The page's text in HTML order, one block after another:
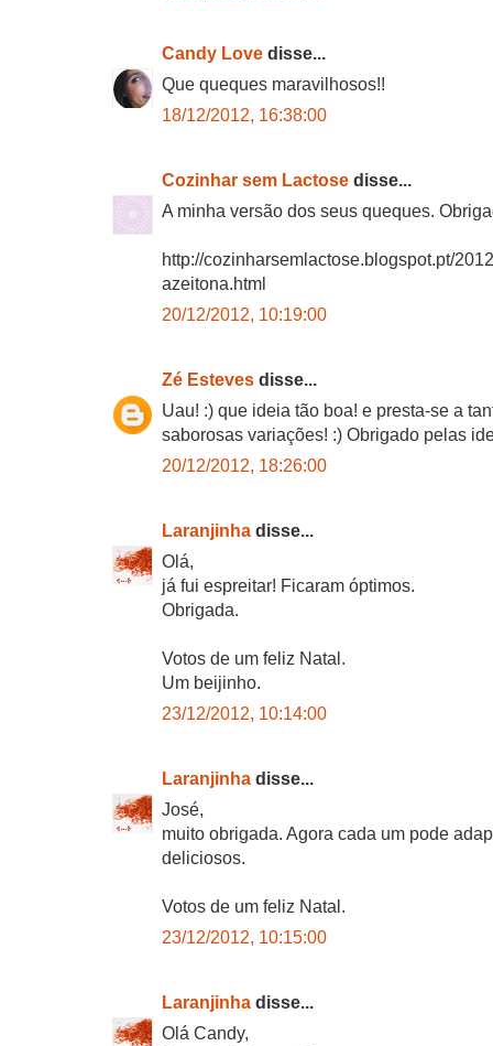
Candy Love disse...
Que queques maravilhosos!!
18/12/2012, 16:38:00
Cozinhar sem Lactose disse...
A minha versão dos seus queques.
http://cozinharsemlactose.blogspot.pt/
azeitona.html
20/12/2012, 10:19:00
Zé Esteves disse...
Uau! :) que ideia tão boa! e presta-se a
saborosas variações! :) Obrigado pelas
20/12/2012, 18:26:00
Laranjinha disse...
Olá,
já fui espreitar! Ficaram óptimos.
Obrigada.
Votos de um feliz Natal.
Um beijinho.
23/12/2012, 10:14:00
Laranjinha disse...
José,
muito obrigada. Agora cada um pode
deliciosos.
Votos de um feliz Natal.
23/12/2012, 10:15:00
Laranjinha disse...
Olá Candy,